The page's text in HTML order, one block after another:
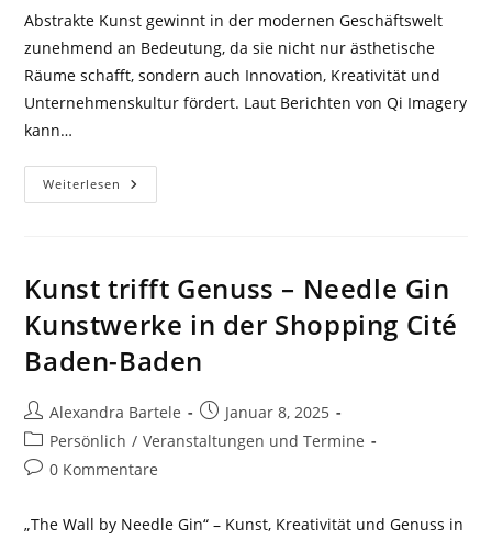
Abstrakte Kunst gewinnt in der modernen Geschäftswelt
zunehmend an Bedeutung, da sie nicht nur ästhetische
Räume schafft, sondern auch Innovation, Kreativität und
Unternehmenskultur fördert. Laut Berichten von Qi Imagery
kann…
Weiterlesen Positive
Wirkung
Unternehmen
Kunst trifft Genuss – Needle Gin
Kunstwerke in der Shopping Cité
Baden-Baden
Beitrags-
Autor:
Alexandra Bartele
Beitrag
veröffentlicht:
Januar 8, 2025
Beitrags-
Kategorie:
Persönlich / Veranstaltungen und Termine
Beitrags-
0 Kommentare
„The Wall by Needle Gin“ – Kunst, Kreativität und Genuss in